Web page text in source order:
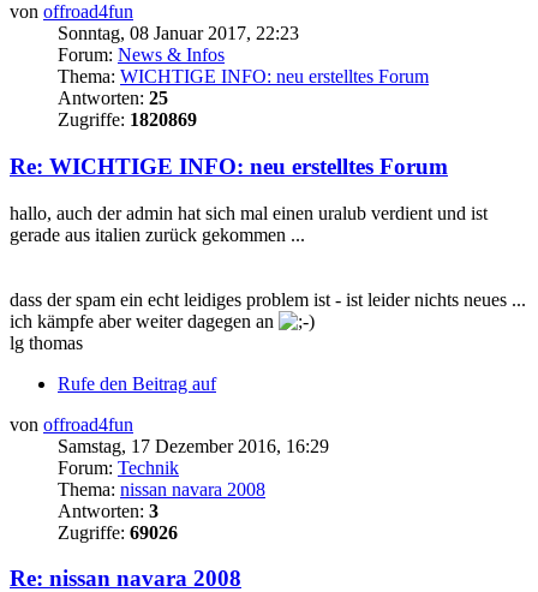
von offroad4fun
Sonntag, 08 Januar 2017, 22:23
Forum: News & Infos
Thema: WICHTIGE INFO: neu erstelltes Forum
Antworten: 25
Zugriffe: 1820869
Re: WICHTIGE INFO: neu erstelltes Forum
hallo, auch der admin hat sich mal einen uralub verdient und ist
gerade aus italien zurück gekommen ...
dass der spam ein echt leidiges problem ist - ist leider nichts neues ...
ich kämpfe aber weiter dagegen an
lg thomas
Rufe den Beitrag auf
von offroad4fun
Samstag, 17 Dezember 2016, 16:29
Forum: Technik
Thema: nissan navara 2008
Antworten: 3
Zugriffe: 69026
Re: nissan navara 2008